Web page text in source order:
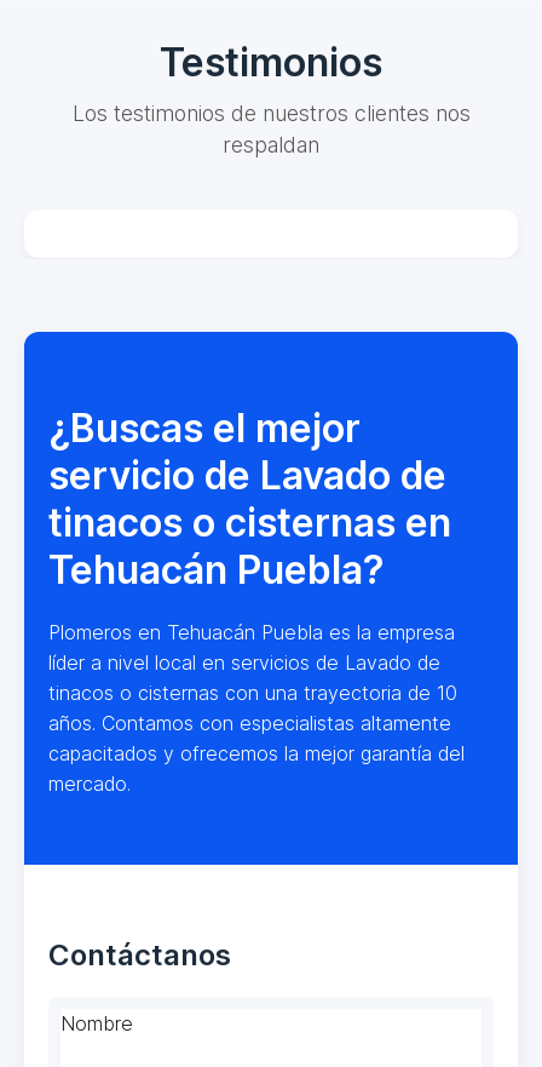
Testimonios
Los testimonios de nuestros clientes nos
respaldan
¿Buscas el mejor
servicio de Lavado de
tinacos o cisternas en
Tehuacán Puebla?
Plomeros en Tehuacán Puebla es la empresa
líder a nivel local en servicios de Lavado de
tinacos o cisternas con una trayectoria de 10
años. Contamos con especialistas altamente
capacitados y ofrecemos la mejor garantía del
mercado.
Contáctanos
Nombre